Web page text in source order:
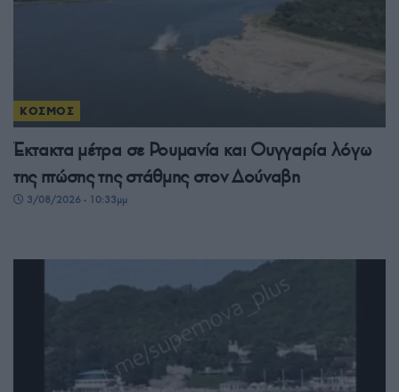
ΚΟΣΜΟΣ
Έκτακτα μέτρα σε Ρουμανία και Ουγγαρία λόγω
της πτώσης της στάθμης στον Δούναβη
3/08/2026 - 10:33μμ